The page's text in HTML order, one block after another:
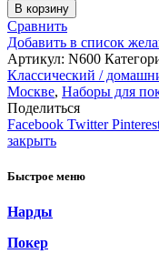
В корзину
Сравнить
Добавить в список
Артикул: N600
Классический /
Москве, Наборы для
Поделиться
Facebook Twitter
закрыть
Быстрое меню
Нарды
Покер